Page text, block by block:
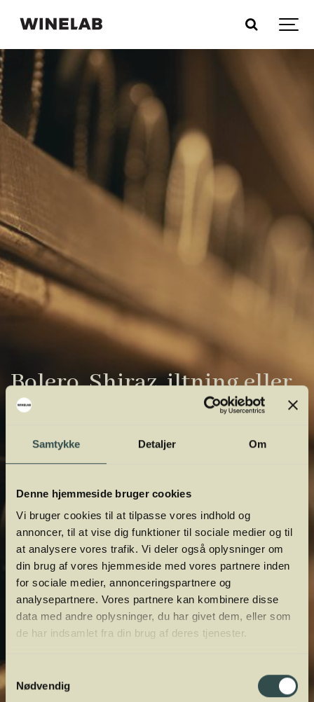
Samtykke Detaljer Om
Denne hjemmeside bruger cookies
Vi bruger cookies til at tilpasse vores indhold og
annoncer, til at vise dig funktioner til sociale medier og til
at analysere vores trafik. Vi deler også oplysninger om
din brug af vores hjemmeside med vores partnere inden
for sociale medier, annonceringspartnere og
analysepartnere. Vores partnere kan kombinere disse
data med andre oplysninger, du har givet dem, eller som
de har indsamlet fra din brug af deres tjenester.
Samtykkevalg
Nødvendig
Bolero, Shiraz, iltning eller
gardiner?
Vinens verden er fuld af komplicerede
udtryk. Vi har samlet de vigtigste i vores
orientere dig.